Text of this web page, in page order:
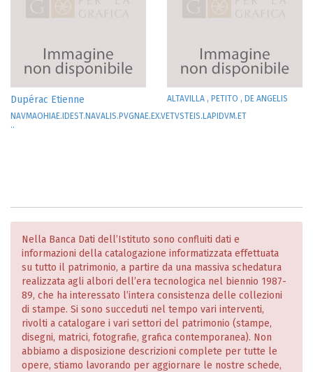
Dupérac Etienne
NAVMAOHIAE.IDEST.NAVALIS.PVGNAE.EX.VETVSTEIS.LAPIDVM.ET
..
ALTAVILLA , PETITO , DE ANGELIS
Nella Banca Dati dell’Istituto sono confluiti dati e
informazioni della catalogazione informatizzata effettuata
su tutto il patrimonio, a partire da una massiva schedatura
realizzata agli albori dell’era tecnologica nel biennio 1987-
89, che ha interessato l’intera consistenza delle collezioni
di stampe. Si sono succeduti nel tempo vari interventi,
rivolti a catalogare i vari settori del patrimonio (stampe,
disegni, matrici, fotografie, grafica contemporanea). Non
abbiamo a disposizione descrizioni complete per tutte le
opere, stiamo lavorando per aggiornare le nostre schede,